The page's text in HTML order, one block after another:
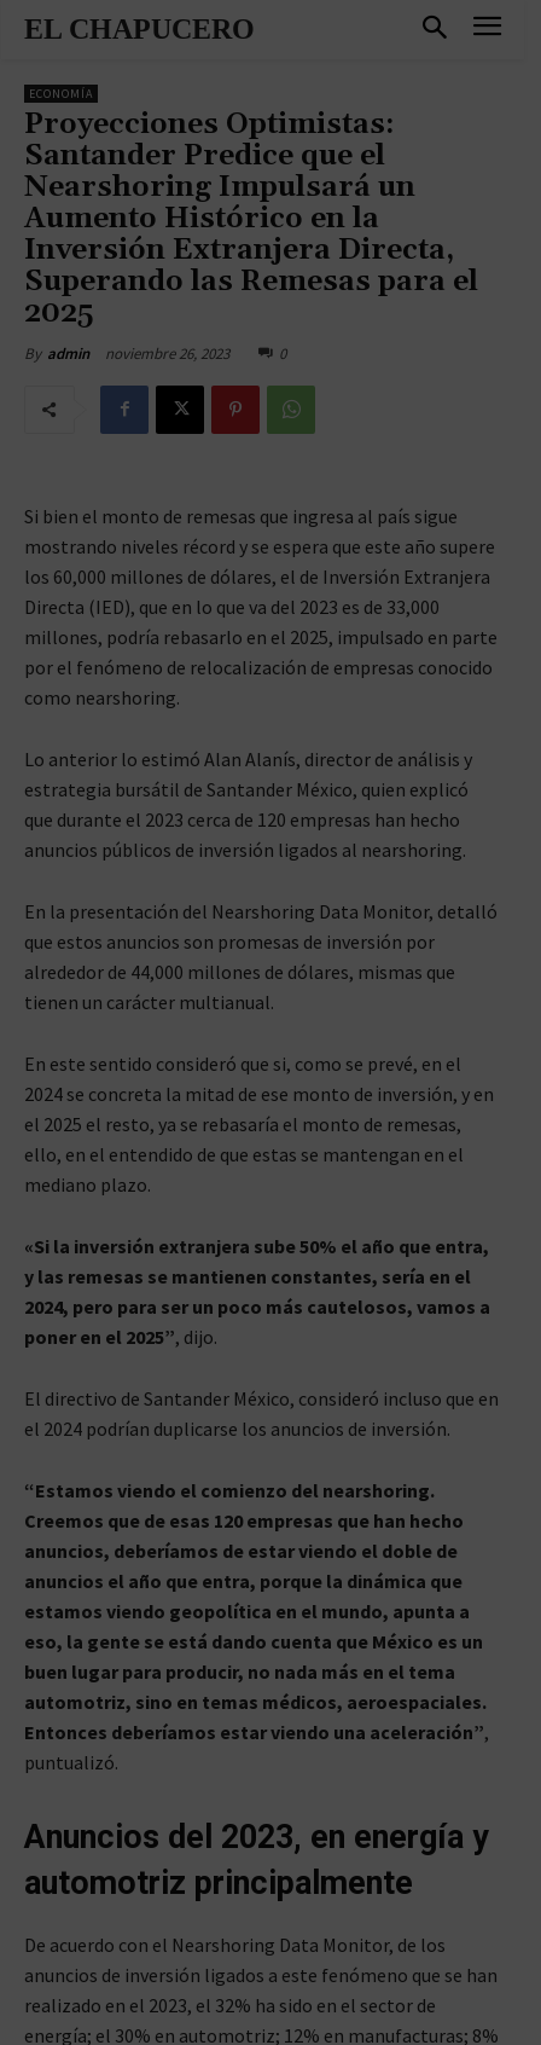
EL CHAPUCERO
ECONOMÍA
Proyecciones Optimistas:
Santander Predice que el
Nearshoring Impulsará un
Aumento Histórico en la
Inversión Extranjera Directa,
Superando las Remesas para el
2025
By admin noviembre 26, 2023 0
Si bien el monto de remesas que ingresa al país sigue
mostrando niveles récord y se espera que este año supere
los 60,000 millones de dólares, el de Inversión Extranjera
Directa (IED), que en lo que va del 2023 es de 33,000
millones, podría rebasarlo en el 2025, impulsado en parte
por el fenómeno de relocalización de empresas conocido
como nearshoring.
Lo anterior lo estimó Alan Alanís, director de análisis y
estrategia bursátil de Santander México, quien explicó
que durante el 2023 cerca de 120 empresas han hecho
anuncios públicos de inversión ligados al nearshoring.
En la presentación del Nearshoring Data Monitor, detalló
que estos anuncios son promesas de inversión por
alrededor de 44,000 millones de dólares, mismas que
tienen un carácter multianual.
En este sentido consideró que si, como se prevé, en el
2024 se concreta la mitad de ese monto de inversión, y en
el 2025 el resto, ya se rebasaría el monto de remesas,
ello, en el entendido de que estas se mantengan en el
mediano plazo.
«Si la inversión extranjera sube 50% el año que entra,
y las remesas se mantienen constantes, sería en el
2024, pero para ser un poco más cautelosos, vamos a
poner en el 2025”, dijo.
El directivo de Santander México, consideró incluso que en
el 2024 podrían duplicarse los anuncios de inversión.
“Estamos viendo el comienzo del nearshoring.
Creemos que de esas 120 empresas que han hecho
anuncios, deberíamos de estar viendo el doble de
anuncios el año que entra, porque la dinámica que
estamos viendo geopolítica en el mundo, apunta a
eso, la gente se está dando cuenta que México es un
buen lugar para producir, no nada más en el tema
automotriz, sino en temas médicos, aeroespaciales.
Entonces deberíamos estar viendo una aceleración”,
puntualizó.
Anuncios del 2023, en energía y
automotriz principalmente
De acuerdo con el Nearshoring Data Monitor, de los
anuncios de inversión ligados a este fenómeno que se han
realizado en el 2023, el 32% ha sido en el sector de
energía; el 30% en automotriz; 12% en manufacturas; 8%